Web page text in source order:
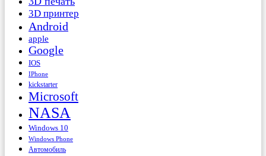
3D принтер
Android
apple
Google
IOS
IPhone
kickstarter
Microsoft
NASA
Windows 10
Windows Phone
Автомобиль